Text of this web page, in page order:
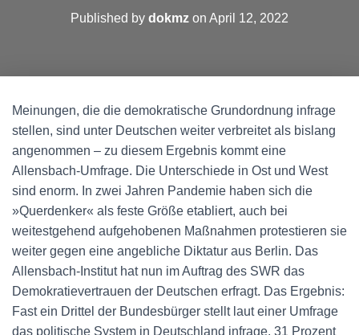
Published by dokmz on April 12, 2022
Meinungen, die die demokratische Grundordnung infrage
stellen, sind unter Deutschen weiter verbreitet als bislang
angenommen – zu diesem Ergebnis kommt eine
Allensbach-Umfrage. Die Unterschiede in Ost und West
sind enorm. In zwei Jahren Pandemie haben sich die
»Querdenker« als feste Größe etabliert, auch bei
weitestgehend aufgehobenen Maßnahmen protestieren sie
weiter gegen eine angebliche Diktatur aus Berlin. Das
Allensbach-Institut hat nun im Auftrag des SWR das
Demokratievertrauen der Deutschen erfragt. Das Ergebnis:
Fast ein Drittel der Bundesbürger stellt laut einer Umfrage
das politische System in Deutschland infrage. 31 Prozent